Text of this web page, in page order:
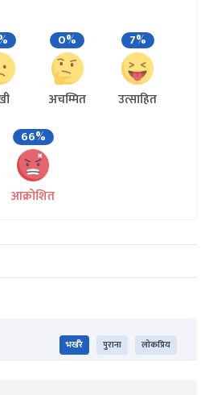
0%
अचम्मित
7%
उत्साहित
66%
आक्रोशित
भर्खरै पुराना लोकप्रिय